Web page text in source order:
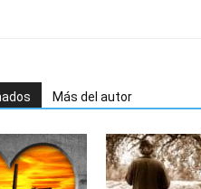
Más del autor